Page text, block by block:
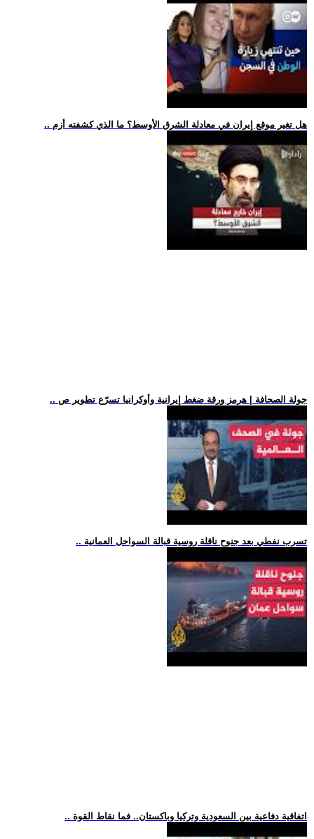
.. هل تغير موقع إيران في معادلة الشرق الأوسط؟ ما الذي كشفته أزم
.. جولة الصحافة | هرمز ورقة ضغط إيرانية وأوكرانيا تسرّع تطوير ص
.. تسرب نفطي بعد جنوح ناقلة روسية قبالة السواحل العمانية
.. اتفاقية دفاعية بين السعودية وتركيا وباكستان.. فما نقاط القوة